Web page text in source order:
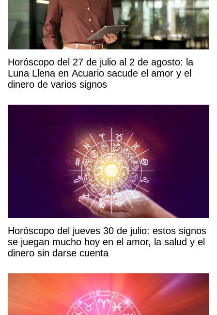
Horóscopo del 27 de julio al 2 de agosto: la
Luna Llena en Acuario sacude el amor y el
dinero de varios signos
Horóscopo del jueves 30 de julio: estos signos
se juegan mucho hoy en el amor, la salud y el
dinero sin darse cuenta